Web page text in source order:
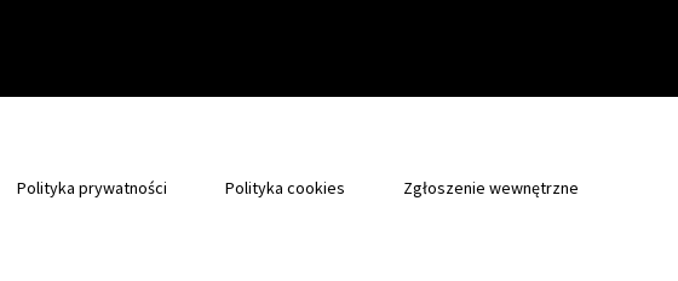
Polityka prywatności Polityka cookies Zgłoszenie wewnętrzne